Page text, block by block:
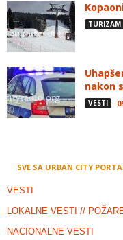
TURIZAM
nakon
VESTI
SVE SA URBAN CITY
VESTI
LOKALNE VESTI //
NACIONALNE VESTI